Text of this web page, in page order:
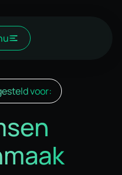
voor: